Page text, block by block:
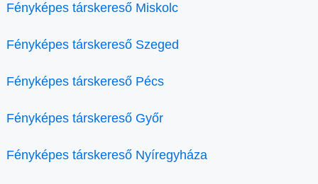
Fényképes társkereső Miskolc
Fényképes társkereső Szeged
Fényképes társkereső Pécs
Fényképes társkereső Győr
Fényképes társkereső Nyíregyháza